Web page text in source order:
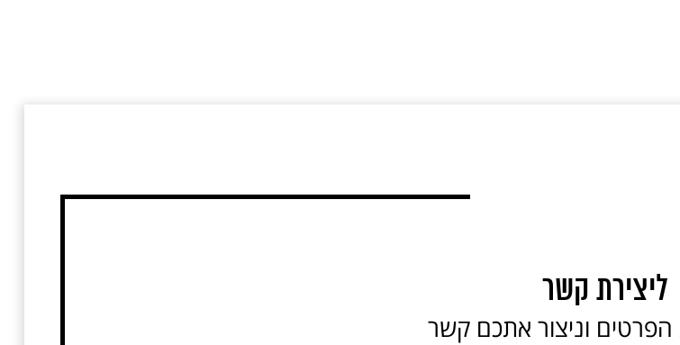
ליצירת קשר
וניצור אתכם קשר